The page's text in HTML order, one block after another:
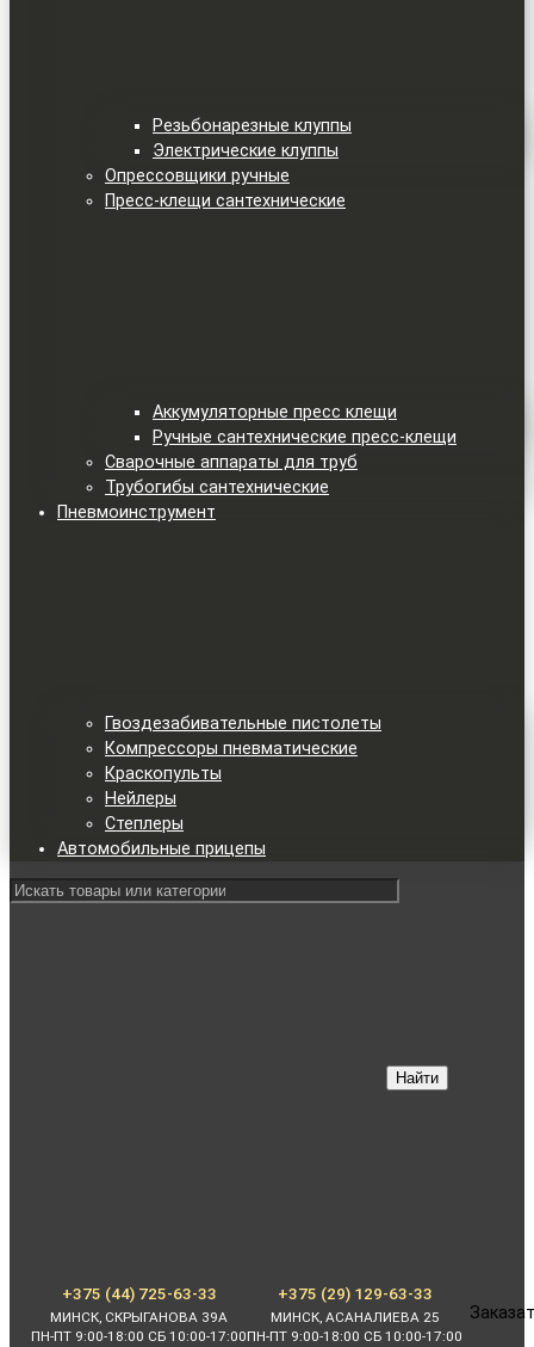
Резьбонарезные клуппы
Электрические клуппы
Опрессовщики ручные
Пресс-клещи сантехнические
Аккумуляторные пресс клещи
Ручные сантехнические пресс-клещи
Сварочные аппараты для труб
Трубогибы сантехнические
Пневмоинструмент
Гвоздезабивательные пистолеты
Компрессоры пневматические
Краскопульты
Нейлеры
Степлеры
Автомобильные прицепы
Найти
+375 (44) 725-63-33
МИНСК, СКРЫГАНОВА 39А
ПН-ПТ 9:00-18:00 СБ 10:00-17:00
+375 (29) 129-63-33
МИНСК, АСАНАЛИЕВА 25
ПН-ПТ 9:00-18:00 СБ 10:00-17:00